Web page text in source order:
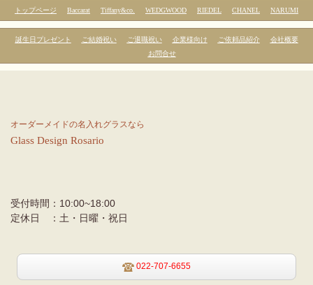
トップページ Baccarat Tiffany&co. WEDGWOOD RIEDEL CHANEL NARUMI
誕生日プレゼント ご結婚祝い ご退職祝い 企業様向け ご依頼品紹介
会社概要
お問合せ
オーダーメイドの名入れグラスなら
Glass Design Rosario
受付時間： 10:00~18:00
定休日 ： 土・日曜・祝日
022-707-6655